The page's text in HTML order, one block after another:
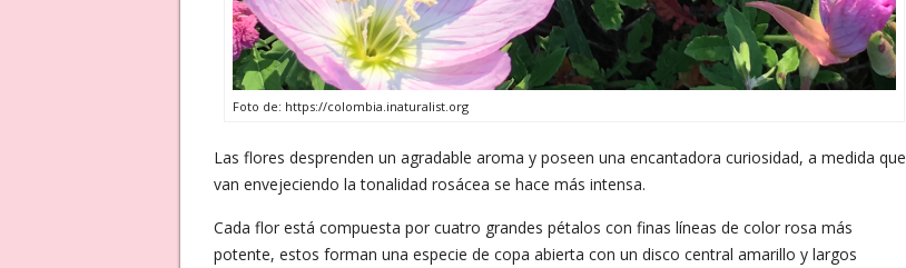
Foto de: https://colombia.inaturalist.org
Las flores desprenden un agradable aroma y poseen una encantadora curiosidad, a medida que
van envejeciendo la tonalidad rosácea se hace más intensa.
Cada flor está compuesta por cuatro grandes pétalos con finas líneas de color rosa más
potente, estos forman una especie de copa abierta con un disco central amarillo y largos